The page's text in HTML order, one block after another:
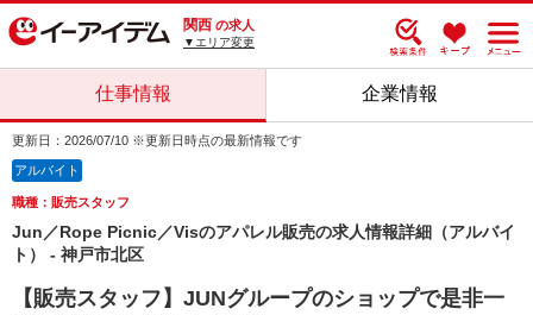
関西 の求人
▼エリア変更
仕事情報 企業情報
更新日：2026/07/10 ※更新日時点の最新情報です
アルバイト
職種：販売スタッフ
Jun／Rope Picnic／Visのアパレル販売の求人情報詳細（アルバイ
ト） - 神戸市北区
【販売スタッフ】JUNグループのショップで是非一